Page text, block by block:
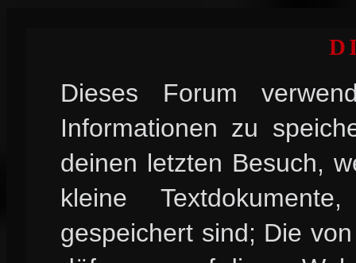
Dieses Forum
Informationen zu
deinen letzten Besuch,
kleine
gespeichert sind; Die